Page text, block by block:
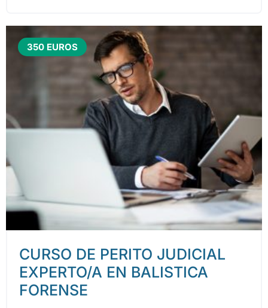
350 EUROS
CURSO DE PERITO JUDICIAL
EXPERTO/A EN BALISTICA
FORENSE